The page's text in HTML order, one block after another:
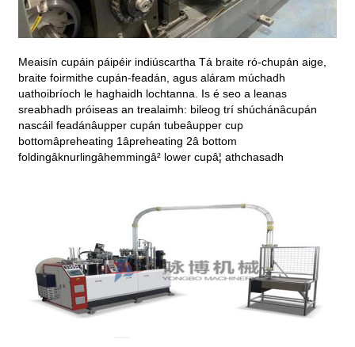
Meaisín cupáin páipéir indiúscartha Tá braite ró-chupán aige,
braite foirmithe cupán-feadán, agus aláram múchadh
uathoibríoch le haghaidh lochtanna. Is é seo a leanas
sreabhadh próiseas an trealaimh: bileog trí shúchánâcupán
nascáil feadánâupper cupán tubeâupper cup
bottomâpreheating 1âpreheating 2â bottom
foldingâknurlingâhemmingâ² lower cupâ¦ athchasadh